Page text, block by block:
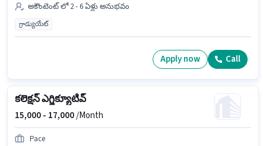
అకౌంటెంట్ లో 2 - 6 ఏళ్లు అనుభవం
గ్రాడ్యుయేట్
Apply now Call
కలెక్షన్ ఎగ్జిక్యూటివ్
15,000 - 17,000/Month
Pace